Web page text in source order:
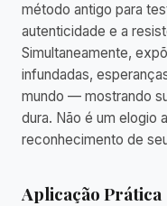
método antigo para
autenticidade e a
Simultaneamente,
infundadas,
mundo — mostrando
dura. Não é um elogio
reconhecimento de
Aplicação Prática